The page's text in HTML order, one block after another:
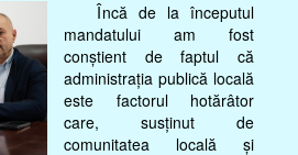
Încă de la începutul
mandatului am fost
conștient de faptul că
administrația publică locală
este factorul hotărâtor
care, susținut de
comunitatea locală și